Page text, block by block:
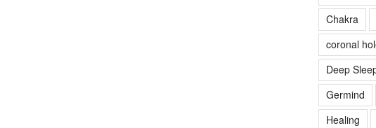
Chakra
coronal
Deep
Germind
Healing